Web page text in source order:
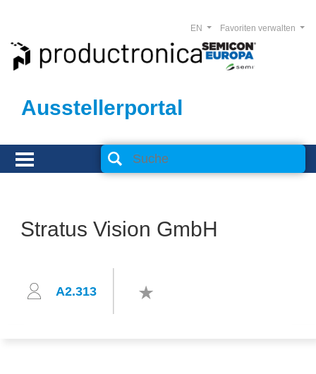
Ausstellerportal
Favoriten verwalten
EN
Stratus Vision GmbH
A2.313